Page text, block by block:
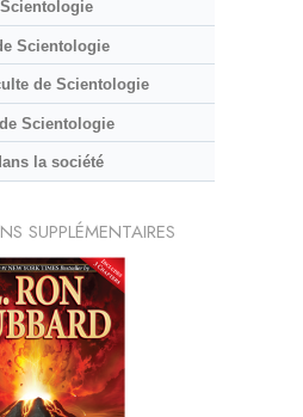
Scientologie
de Scientologie
Scientologie
la société
SUPPLÉMENTAIRES